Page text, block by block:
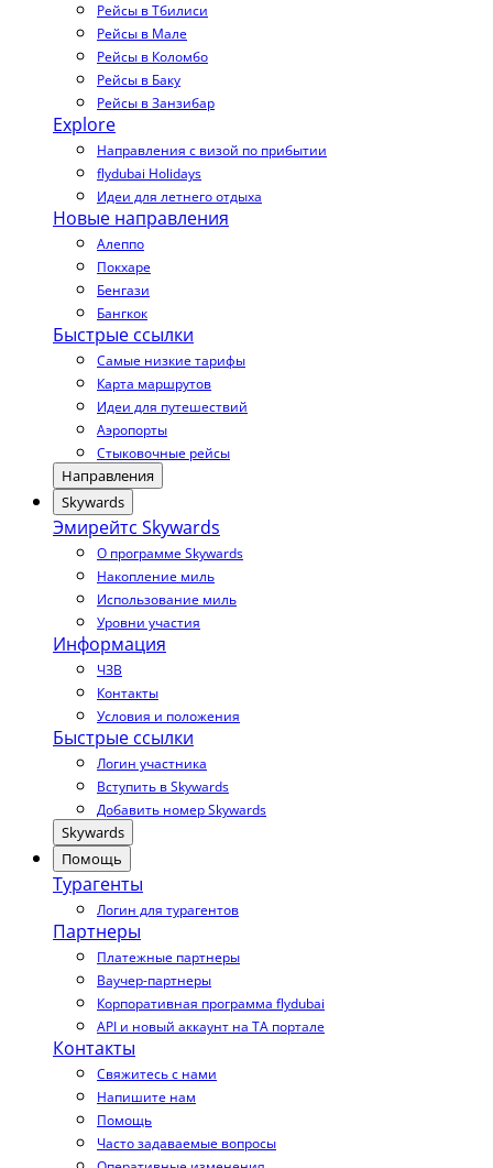
Рейсы в Тбилиси
Рейсы в Мале
Рейсы в Коломбо
Рейсы в Баку
Рейсы в Занзибар
Explore
Направления с визой по прибытии
flydubai Holidays
Идеи для летнего отдыха
Новые направления
Алеппо
Покхаре
Бенгази
Бангкок
Быстрые ссылки
Самые низкие тарифы
Карта маршрутов
Идеи для путешествий
Аэропорты
Стыковочные рейсы
Направления
Skywards
Эмирейтс Skywards
О программе Skywards
Накопление миль
Использование миль
Уровни участия
Информация
ЧЗВ
Контакты
Условия и положения
Быстрые ссылки
Логин участника
Вступить в Skywards
Добавить номер Skywards
Skywards
Помощь
Турагенты
Логин для турагентов
Партнеры
Платежные партнеры
Ваучер-партнеры
Корпоративная программа flydubai
API и новый аккаунт на TA портале
Контакты
Свяжитесь с нами
Напишите нам
Помощь
Часто задаваемые вопросы